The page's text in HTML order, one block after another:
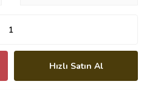
Hızlı Satın Al